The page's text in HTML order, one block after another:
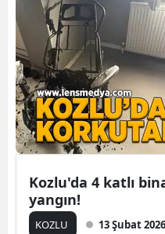
Kozlu'da 4 katlı
yangın!
KOZLU 13 Şubat 2026